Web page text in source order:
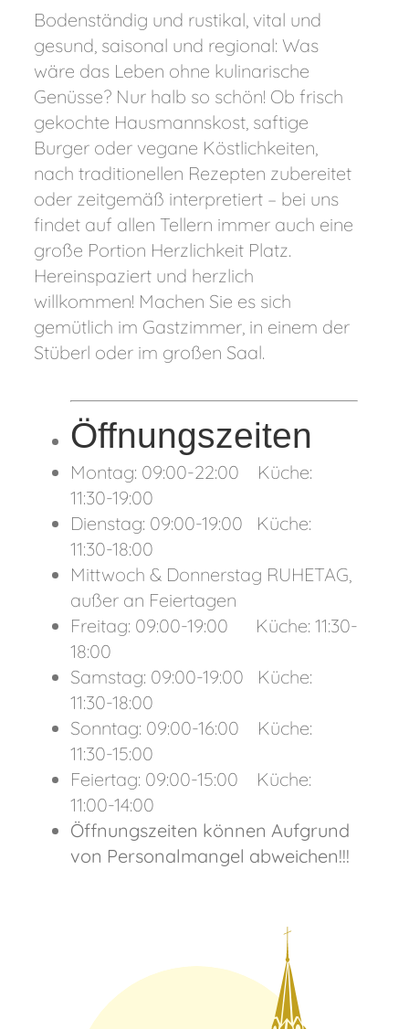
Bodenständig und rustikal, vital und
gesund, saisonal und regional: Was
wäre das Leben ohne kulinarische
Genüsse? Nur halb so schön! Ob frisch
gekochte Hausmannskost, saftige
Burger oder vegane Köstlichkeiten,
nach traditionellen Rezepten zubereitet
oder zeitgemäß interpretiert – bei uns
findet auf allen Tellern immer auch eine
große Portion Herzlichkeit Platz.
Hereinspaziert und herzlich
willkommen! Machen Sie es sich
gemütlich im Gastzimmer, in einem der
Stüberl oder im großen Saal.
Öffnungszeiten
Montag: 09:00-22:00 Küche:
11:30-19:00
Dienstag: 09:00-19:00 Küche:
11:30-18:00
Mittwoch & Donnerstag RUHETAG,
außer an Feiertagen
Freitag: 09:00-19:00 Küche: 11:30-
18:00
Samstag: 09:00-19:00 Küche:
11:30-18:00
Sonntag: 09:00-16:00 Küche:
11:30-15:00
Feiertag: 09:00-15:00 Küche:
11:00-14:00
Öffnungszeiten können Aufgrund
von Personalmangel abweichen!!!